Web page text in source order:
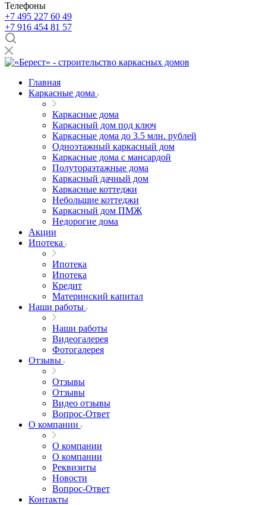
Телефоны
+7 495 227 60 49
+7 916 454 81 57
Главная
Каркасные дома
Каркасные дома
Каркасный дом под ключ
Каркасные дома до 3.5 млн. рублей
Одноэтажный каркасный дом
Каркасные дома с мансардой
Полутораэтажные дома
Каркасный дачный дом
Каркасные коттеджи
Небольшие коттеджи
Каркасный дом ПМЖ
Недорогие дома
Акции
Ипотека
Ипотека
Ипотека
Кредит
Материнский капитал
Наши работы
Наши работы
Видеогалерея
Фотогалерея
Отзывы
Отзывы
Отзывы
Видео отзывы
Вопрос-Ответ
О компании
О компании
О компании
Реквизиты
Новости
Вопрос-Ответ
Контакты